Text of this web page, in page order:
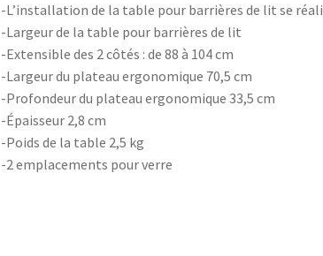
-L’installation de la table pour barrières de lit se
-Largeur de la table pour barrières de lit
-Extensible des 2 côtés : de 88 à 104 cm
-Largeur du plateau ergonomique 70,5 cm
-Profondeur du plateau ergonomique 33,5 cm
-Épaisseur 2,8 cm
-Poids de la table 2,5 kg
-2 emplacements pour verre